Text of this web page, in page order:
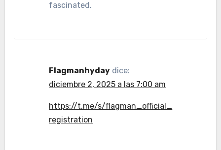
fascinated.
Flagmanhyday dice:
diciembre 2, 2025 a las 7:00 am
https://t.me/s/flagman_official_
registration